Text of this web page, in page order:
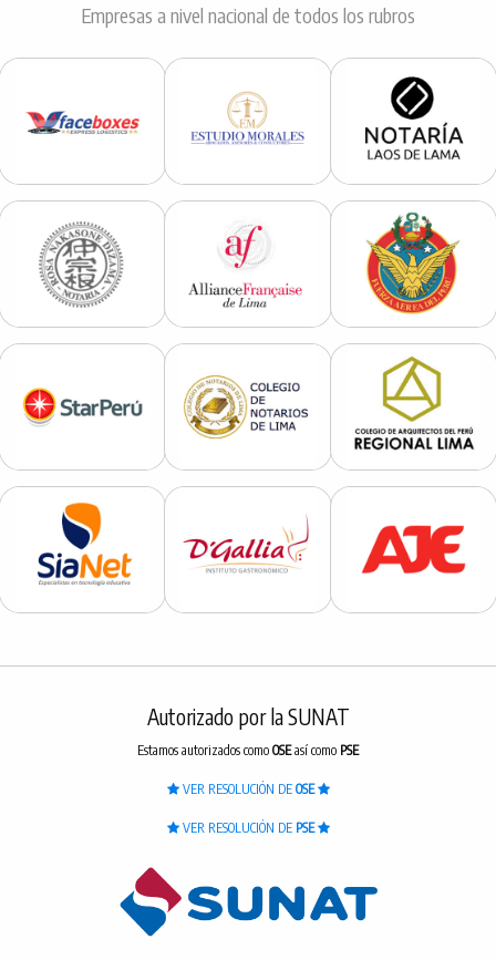
Empresas a nivel nacional de todos los rubros
Autorizado por la SUNAT
Estamos autorizados como OSEasí como PSE
VER RESOLUCIÓN DE OSE
VER RESOLUCIÓN DE PSE